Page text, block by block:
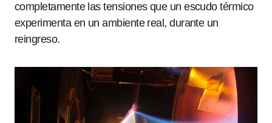
completamente las tensiones que un escudo térmico
experimenta en un ambiente real, durante un
reingreso.